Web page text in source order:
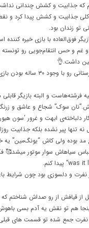
که جذابیت و کشش چندانی
جذابیت و کشش پیدا کرد و
تو زندان بود.
فوق‌العاده با بازی خیره
و غم و حس انتقام‌جویی رو
داشت.👌
اوایل نقش یه بچه دبیرستانی
فرشته‌هاست و البته بازیگر
سوک” شجاع و عاشق و
دلباخته‌ی ابهت و غرور ‘سون
تنها پیر نشده بلکه جذابیت
مد بوده ولی کاش “یونگ‌مین”
سیاهاش سوار موتور میشد🥰
و دلسوزی بود چون شرایط
از قیافش از رو صداش شناختم که
هم تو نقش یه آدم بسی
جمع شده تو قسمت های